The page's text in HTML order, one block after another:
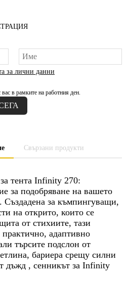
за лични данни
в рамките на работния ден.
Свързани продукти
тента Infinity 270:
за подобряване на вашето
Създадена за къмпингуващи,
на открито, които се
от стихиите, тази
практично, адаптивно
търсите подслон от
бариера срещу силни
дъжд , сенникът за Infinity